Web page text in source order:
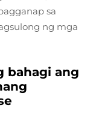
sa
ng mga
bahagi ang